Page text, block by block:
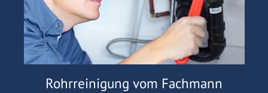
Rohrreinigung vom Fachmann